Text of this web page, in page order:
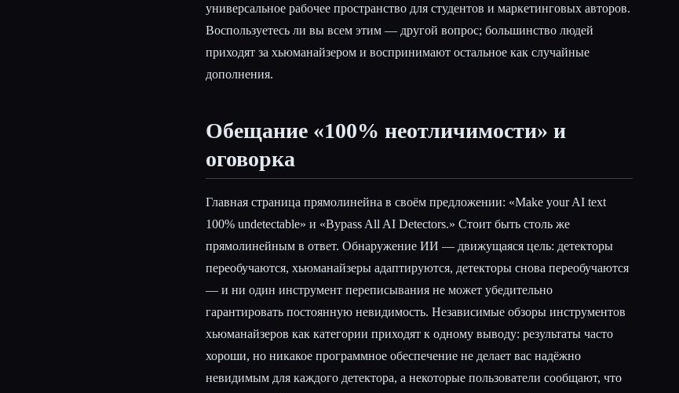
универсальное рабочее пространство для студентов и маркетинговых авторов.
Воспользуетесь ли вы всем этим — другой вопрос; большинство людей
приходят за хьюманайзером и воспринимают остальное как случайные
дополнения.
Обещание «100% неотличимости» и
оговорка
Главная страница прямолинейна в своём предложении: «Make your AI text
100% undetectable» и «Bypass All AI Detectors.» Стоит быть столь же
прямолинейным в ответ. Обнаружение ИИ — движущаяся цель: детекторы
переобучаются, хьюманайзеры адаптируются, детекторы снова переобучаются
— и ни один инструмент переписывания не может убедительно
гарантировать постоянную невидимость. Независимые обзоры инструментов
хьюманайзеров как категории приходят к одному выводу: результаты часто
хороши, но никакое программное обеспечение не делает вас надёжно
невидимым для каждого детектора, а некоторые пользователи сообщают, что